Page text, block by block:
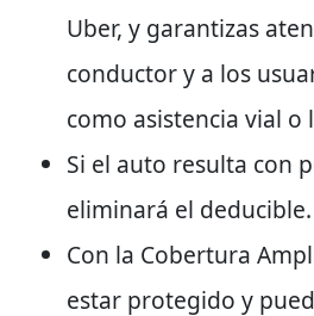
Uber, y garantizas
conductor y a los
como asistencia vial o
Si el auto resulta con
eliminará el deducible.
Con la Cobertura
estar protegido y